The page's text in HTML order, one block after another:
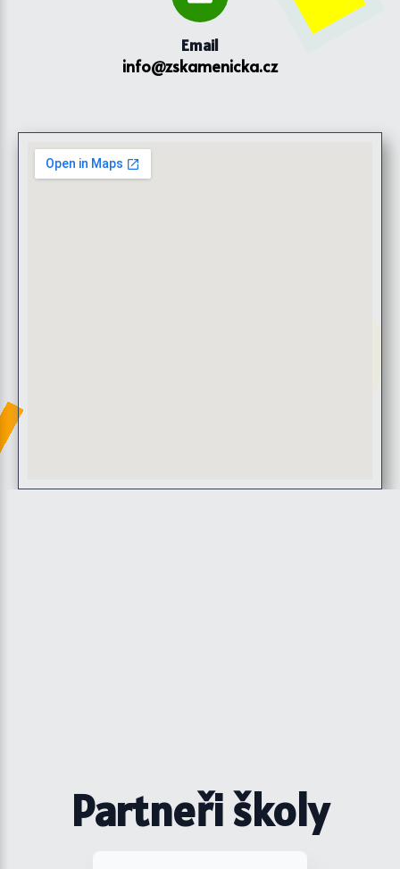
Email
info@zskamenicka.cz
Partneři školy